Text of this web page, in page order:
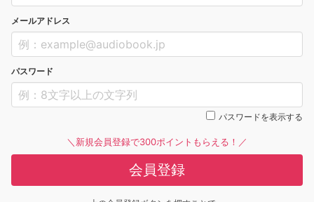
メールアドレス
パスワード
パスワードを表示する
＼新規会員登録で300ポイントもらえる！／
会員登録